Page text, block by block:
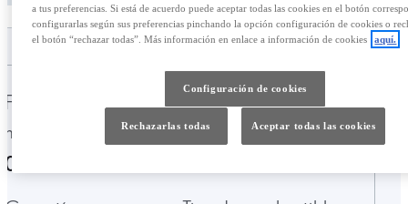
Fecha de
matriculación
05-2022
Kilometraje
91.536 Km.
a tus preferencias. Si está de acuerdo puede aceptar todas las cookies en el botón
configurarlas según sus preferencias pinchando la opción configuración de cookies o
el botón “rechazar todas”. Más información en enlace a información de cookies
aquí.
Configuración de cookies
Rechazarlas todas Aceptar todas las cookies